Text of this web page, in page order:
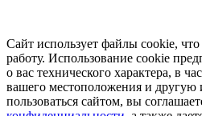
Сайт использует файлы cookie,
работу. Использование cookie
о вас технического характера, в
вашего местоположения и
пользоваться сайтом, вы